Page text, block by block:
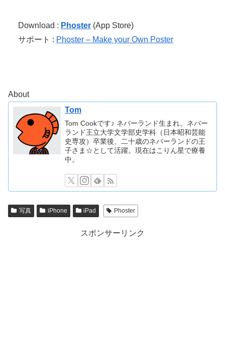
Download : Phoster (App Store)
サポート : Phoster – Make your Own Poster
About
Tom
Tom Cookです♪ ネバーランド生まれ。ネバー
ランド王立大学文学部史学科（日本昭和芸能
史専攻）卒業後、二十歳のネバーランドの王
子さま☆として活躍。現在はこりん星で療養
中。
写真 iPhone iPad Phoster
スポンサーリンク